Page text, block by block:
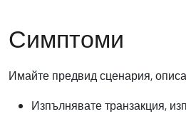
Симптоми
Имайте предвид сценария,
Изпълнявате транзакция,